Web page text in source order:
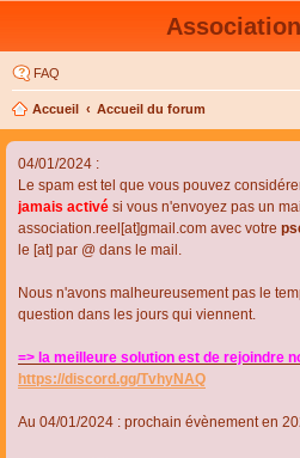
FAQ
Accueil Accueil du forum
04/01/2024 :
Le spam est tel que vous pouvez
jamais activé si vous n'envoyez pas un
association.reel[at]gmail.com avec votre
le [at] par @ dans le mail.
Nous n'avons malheureusement pas le
question dans les jours qui viennent.
=> la meilleure solution est de rejoindre
https://discord.gg/TvhyNAQ
Au 04/01/2024 : prochain évènement en